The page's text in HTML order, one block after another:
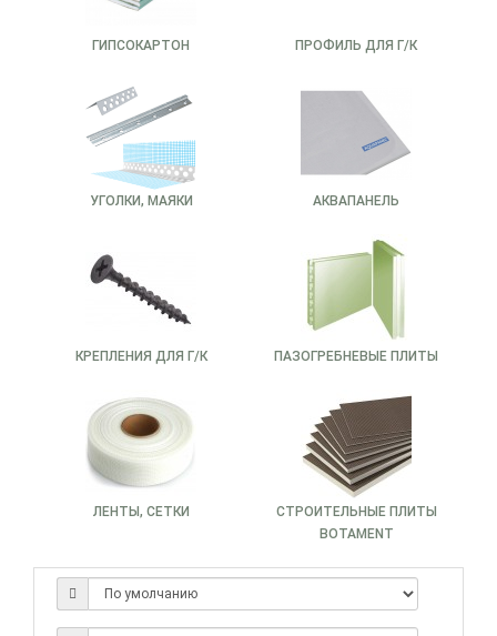
ГИПСОКАРТОН ПРОФИЛЬ ДЛЯ Г/К
УГОЛКИ, МАЯКИ АКВАПАНЕЛЬ
КРЕПЛЕНИЯ ДЛЯ Г/К ПАЗОГРЕБНЕВЫЕ ПЛИТЫ
ЛЕНТЫ, СЕТКИ
СТРОИТЕЛЬНЫЕ ПЛИТЫ
BOTAMENT